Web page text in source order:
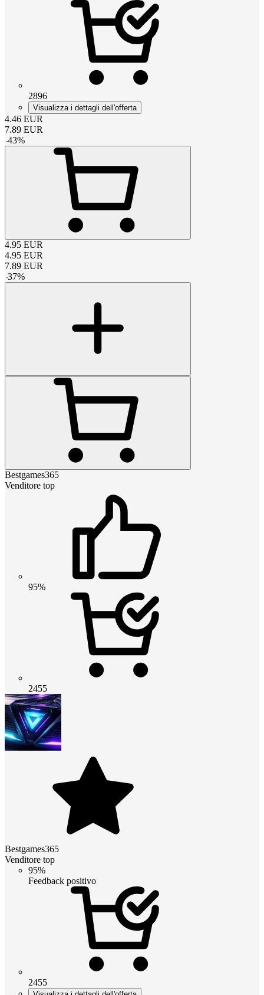
2896
Visualizza i dettagli dell'offerta
4.46 EUR
7.89 EUR
-43%
4.95 EUR
4.95 EUR
7.89 EUR
-37%
Bestgames365
Venditore top
95%
2455
Bestgames365
Venditore top
95%
Feedback positivo
2455